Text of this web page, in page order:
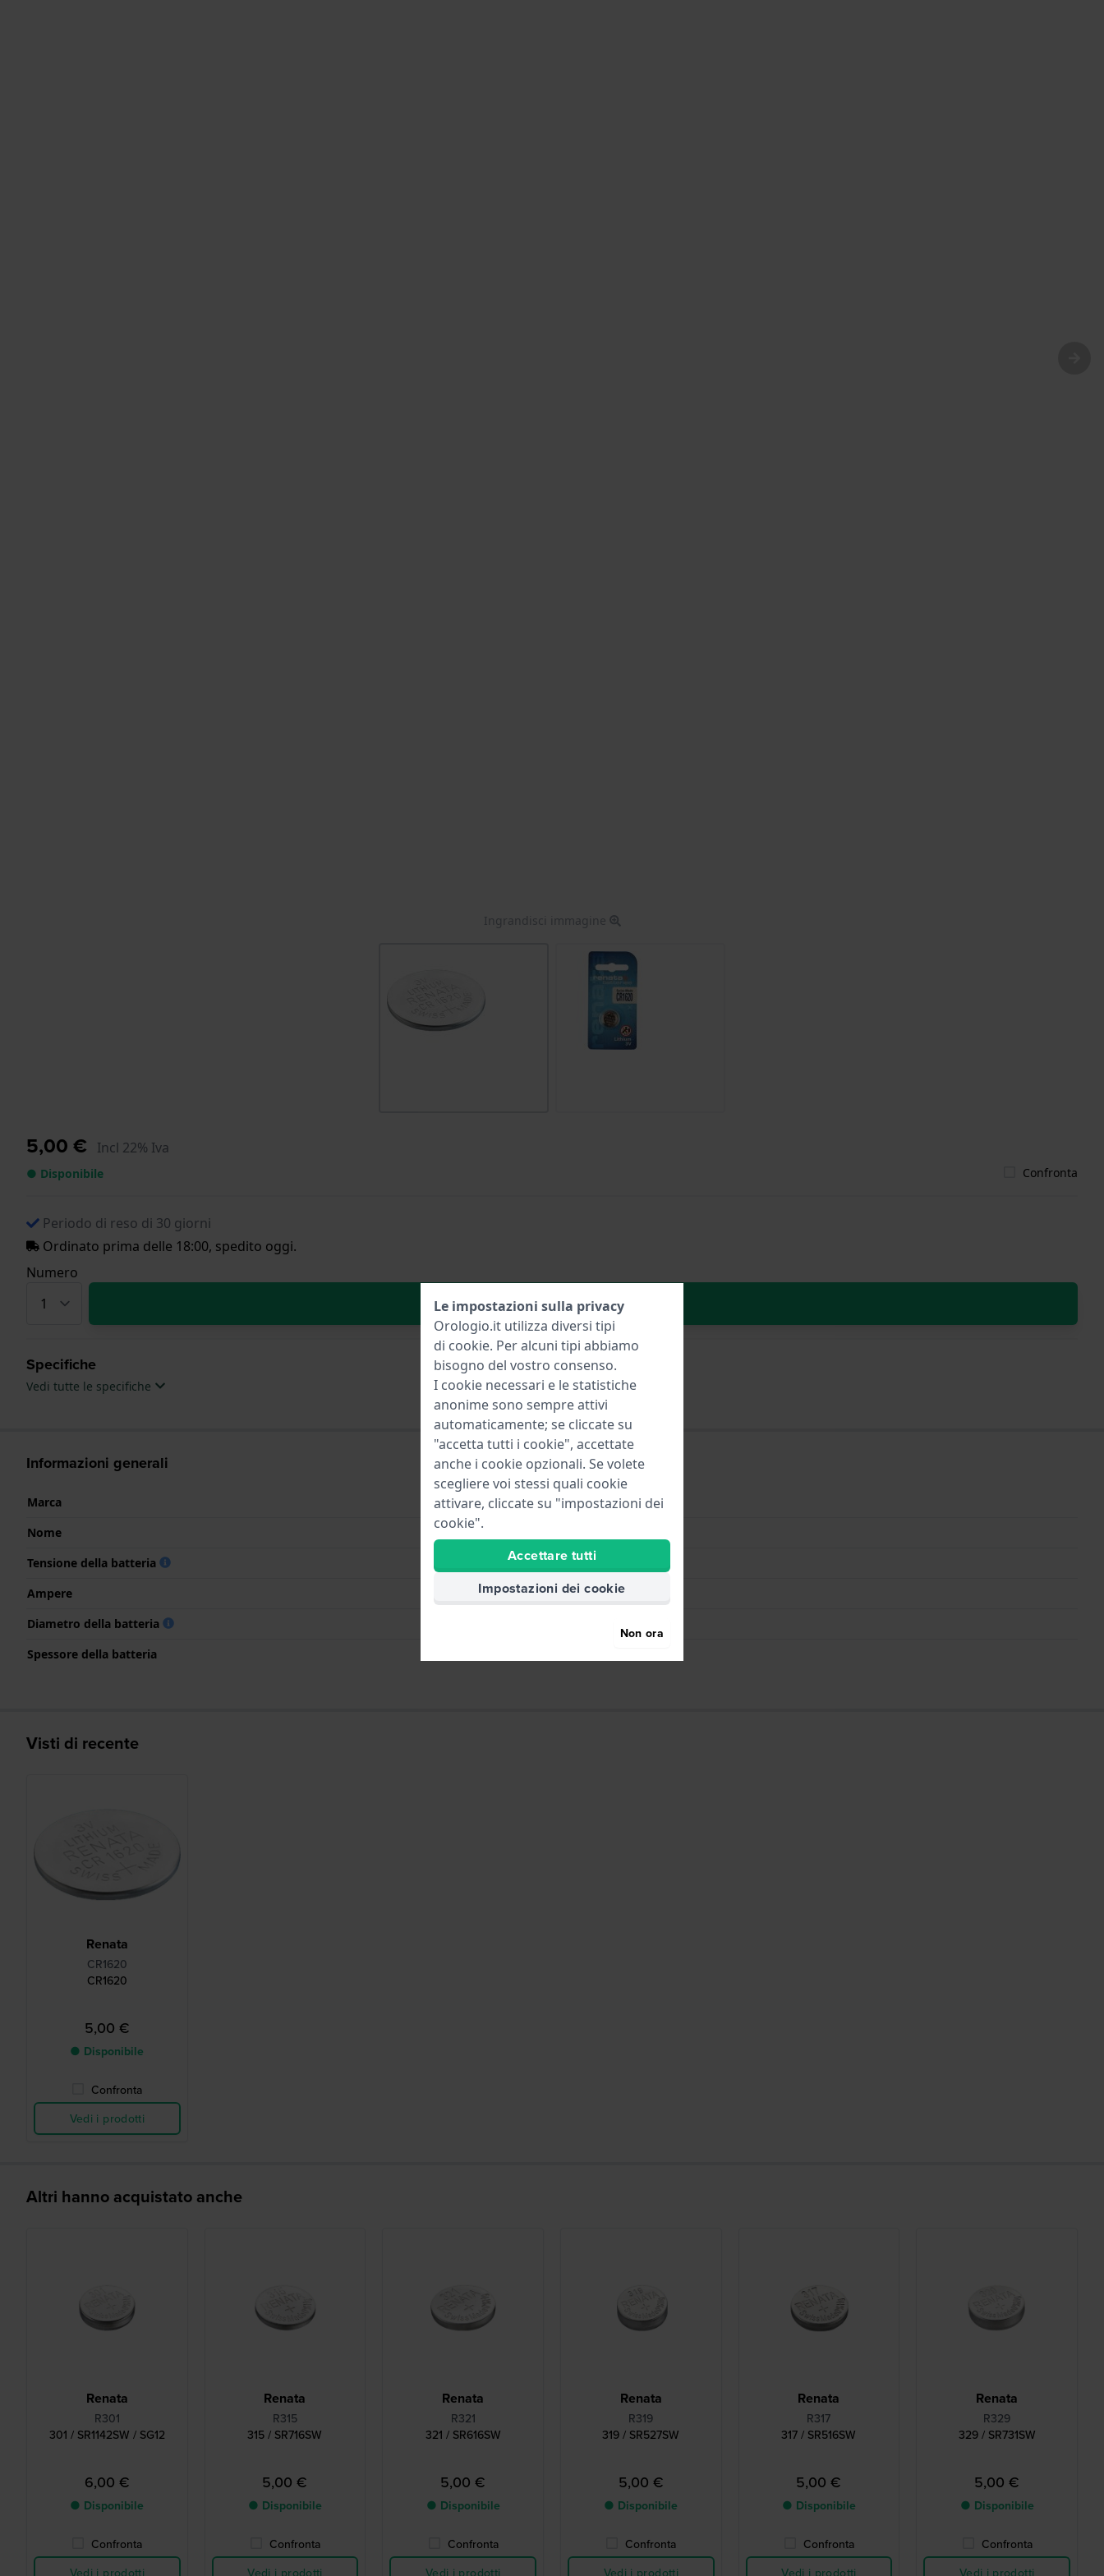
Ingrandisci immagine
5,00 € Incl 22% Iva
● Disponibile Confronta
Periodo di reso di 30 giorni
Ordinato prima delle 18:00, spedito oggi.
Numero
Aggiungi al carrello
Specifiche
Vedi tutte le specifiche
Informazioni generali
Marca
Renata
Nome
Tensione della batteria
3.00
Ampere
68.00
Diametro della batteria
Spessore della batteria
Visti di recente
Renata
CR1620
CR1620
5,00 €
● Disponibile
Confronta
Vedi i prodotti
Altri hanno acquistato anche
Renata
R301
301 / SR1142SW / SG12
6,00 €
● Disponibile
Confronta
Vedi i prodotti
Renata
R315
315 / SR716SW
5,00 €
● Disponibile
Confronta
Vedi i prodotti
Renata
R321
321 / SR616SW
5,00 €
● Disponibile
Confronta
Vedi i prodotti
Renata
R319
319 / SR527SW
5,00 €
● Disponibile
Confronta
Vedi i prodotti
Renata
R317
317 / SR516SW
5,00 €
● Disponibile
Confronta
Vedi i prodotti
Renata
R329
329 / SR731SW
5,00 €
● Disponibile
Confronta
Vedi i prodotti
Le impostazioni sulla privacy
Orologio.it utilizza diversi tipi
di cookie. Per alcuni tipi abbiamo
bisogno del vostro consenso.
I cookie necessari e le statistiche
anonime sono sempre attivi
automaticamente; se cliccate su
"accetta tutti i cookie", accettate
anche i cookie opzionali. Se volete
scegliere voi stessi quali cookie
attivare, cliccate su "impostazioni dei
cookie".
Accettare tutti
Impostazioni dei cookie
Non ora